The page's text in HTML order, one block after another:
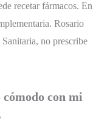
recetar fármacos. En
Rosario
Sanitaria, no prescribe
cómodo con mi